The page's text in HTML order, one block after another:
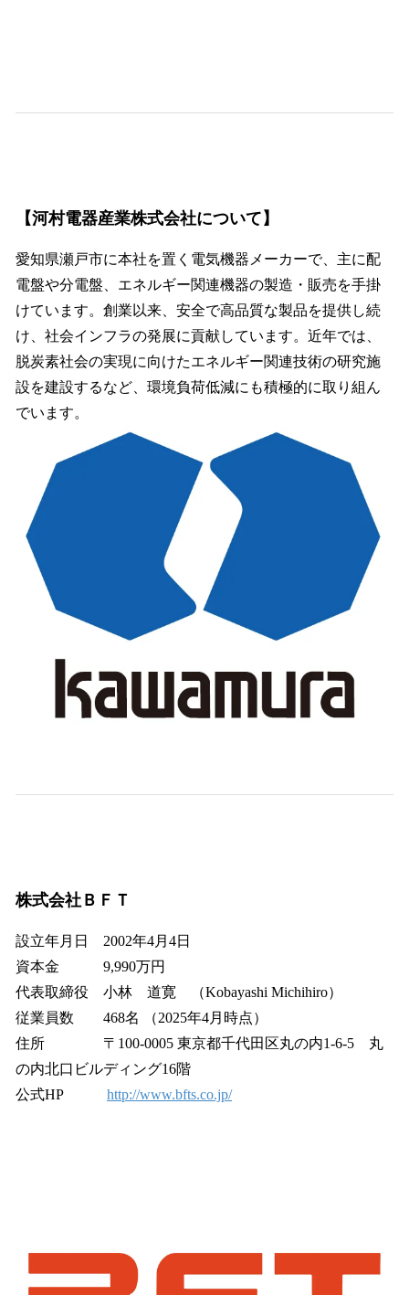
【河村電器産業株式会社について】
愛知県瀬戸市に本社を置く電気機器メーカーで、主に配
電盤や分電盤、エネルギー関連機器の製造・販売を手掛
けています。​創業以来、安全で高品質な製品を提供し続
け、社会インフラの発展に貢献しています。​近年では、
脱炭素社会の実現に向けたエネルギー関連技術の研究施
設を建設するなど、環境負荷低減にも積極的に取り組ん
でいます。
株式会社ＢＦＴ
設立年月日 2002年4月4日
資本金 9,990万円
代表取締役 小林 道寛 （Kobayashi Michihiro）
従業員数 468名 （2025年4月時点）
住所 〒100-0005 東京都千代田区丸の内1-6-5 丸
の内北口ビルディング16階
公式HP http://www.bfts.co.jp/